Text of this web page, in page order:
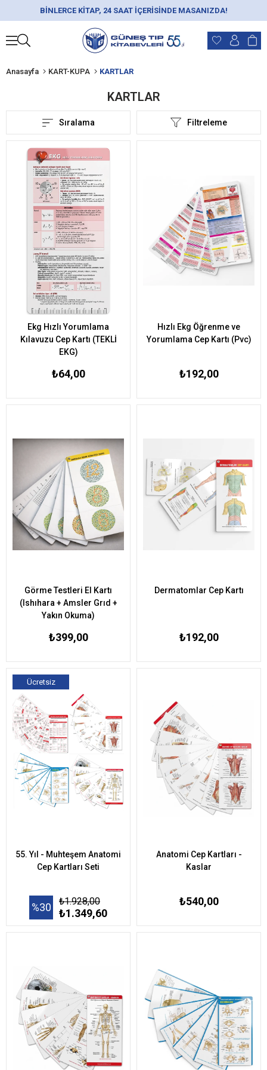
BİNLERCE KİTAP, 24 SAAT İÇERİSİNDE MASANIZDA!
Anasayfa KART-KUPA KARTLAR
KARTLAR
Filtreleme
Sıralama
Ekg Hızlı Yorumlama
Kılavuzu Cep Kartı (TEKLİ
EKG)
₺64,00
Hızlı Ekg Öğrenme ve
Yorumlama Cep Kartı (Pvc)
₺192,00
Görme Testleri El Kartı
(Ishıhara + Amsler Grıd +
Yakın Okuma)
₺399,00
Dermatomlar Cep Kartı
₺192,00
55. Yıl - Muhteşem Anatomi
Cep Kartları Seti
%30 ₺1.928,00
₺1.349,60
Ücretsiz
Anatomi Cep Kartları -
Kaslar
₺540,00